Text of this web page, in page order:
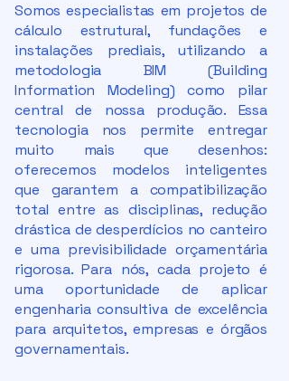
Somos especialistas em projetos de
cálculo estrutural, fundações e
instalações prediais, utilizando a
metodologia BIM (Building
Information Modeling) como pilar
central de nossa produção. Essa
tecnologia nos permite entregar
muito mais que desenhos:
oferecemos modelos inteligentes
que garantem a compatibilização
total entre as disciplinas, redução
drástica de desperdícios no canteiro
e uma previsibilidade orçamentária
rigorosa. Para nós, cada projeto é
uma oportunidade de aplicar
engenharia consultiva de excelência
para arquitetos, empresas e órgãos
governamentais.